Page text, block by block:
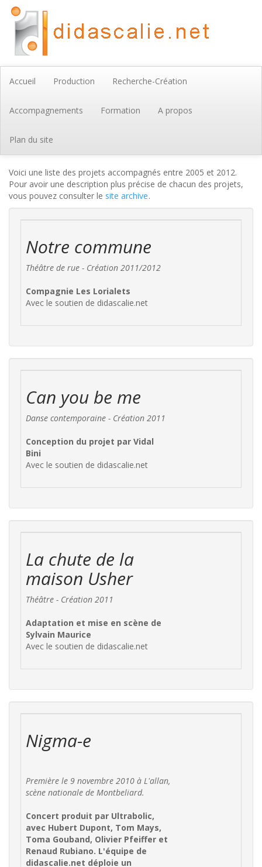
Accueil Production Recherche-Création
Accompagnements Formation A propos
Plan du site
Voici une liste des projets accompagnés entre 2005 et 2012.
Pour avoir une description plus précise de chacun des projets,
vous pouvez consulter le site archive.
Notre commune
Théâtre de rue - Création 2011/2012
Compagnie Les Lorialets
Avec le soutien de didascalie.net
Can you be me
Danse contemporaine - Création 2011
Conception du projet par Vidal
Bini
Avec le soutien de didascalie.net
La chute de la
maison Usher
Théâtre - Création 2011
Adaptation et mise en scène de
Sylvain Maurice
Avec le soutien de didascalie.net
Nigma-e
Première le 9 novembre 2010 à L'allan,
scène nationale de Montbeliard.
Concert produit par Ultrabolic,
avec Hubert Dupont, Tom Mays,
Toma Gouband, Olivier Pfeiffer et
Renaud Rubiano. L'équipe de
didascalie.net déploie un